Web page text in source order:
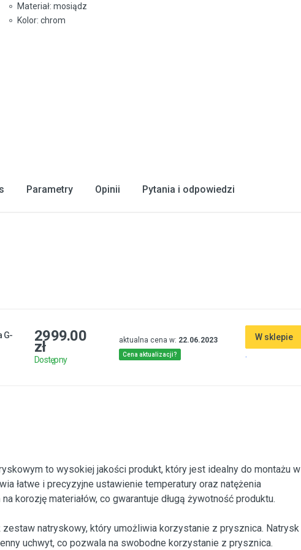
Materiał: mosiądz
Kolor: chrom
Parametry Opinii Pytania i odpowiedzi
G- 2999.00
zł
Dostępny
aktualna cena w: 22.06.2023
Cena aktualizacji?
W sklepie
.
to wysokiej jakości produkt, który jest idealny do montażu w
łatwe i precyzyjne ustawienie temperatury oraz natężenia
korozję materiałów, co gwarantuje długą żywotność produktu.
natryskowy, który umożliwia korzystanie z prysznica. Natrysk
uchwyt, co pozwala na swobodne korzystanie z prysznica.